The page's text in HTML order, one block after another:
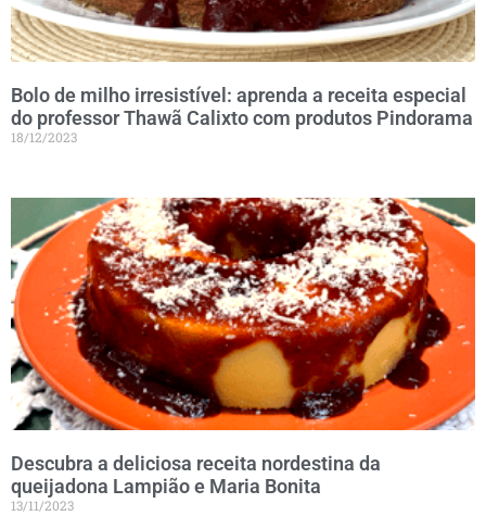
Bolo de milho irresistível: aprenda a receita especial
do professor Thawã Calixto com produtos Pindorama
18/12/2023
Descubra a deliciosa receita nordestina da
queijadona Lampião e Maria Bonita
13/11/2023